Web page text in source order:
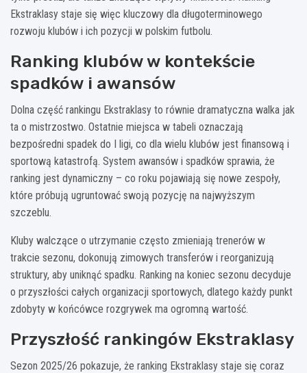
Ekstraklasy staje się więc kluczowy dla długoterminowego
rozwoju klubów i ich pozycji w polskim futbolu.
Ranking klubów w kontekście
spadków i awansów
Dolna część rankingu Ekstraklasy to równie dramatyczna walka jak
ta o mistrzostwo. Ostatnie miejsca w tabeli oznaczają
bezpośredni spadek do I ligi, co dla wielu klubów jest finansową i
sportową katastrofą. System awansów i spadków sprawia, że
ranking jest dynamiczny – co roku pojawiają się nowe zespoły,
które próbują ugruntować swoją pozycję na najwyższym
szczeblu.
Kluby walczące o utrzymanie często zmieniają trenerów w
trakcie sezonu, dokonują zimowych transferów i reorganizują
struktury, aby uniknąć spadku. Ranking na koniec sezonu decyduje
o przyszłości całych organizacji sportowych, dlatego każdy punkt
zdobyty w końcówce rozgrywek ma ogromną wartość.
Przyszłość rankingów Ekstraklasy
Sezon 2025/26 pokazuje, że ranking Ekstraklasy staje się coraz